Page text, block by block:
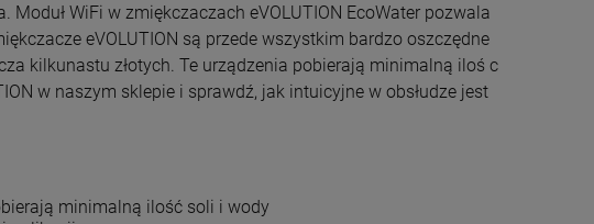
WiFi w zmiękczaczach eVOLUTION EcoWater pozwala
eVOLUTION są przede wszystkim bardzo oszczędne
kilkunastu złotych. Te urządzenia pobierają minimalną iloś c
w naszym sklepie i sprawdź, jak intuicyjne w obsłudze jest
minimalną ilość soli i wody